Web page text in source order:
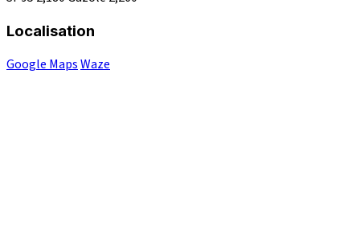
Localisation
Google MapsWaze